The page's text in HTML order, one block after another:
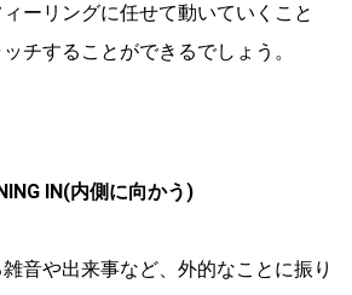
ーリングに任せて動いていくこと
チすることができるでしょう。
IN(内側に向かう)
音や出来事など、外的なことに振り